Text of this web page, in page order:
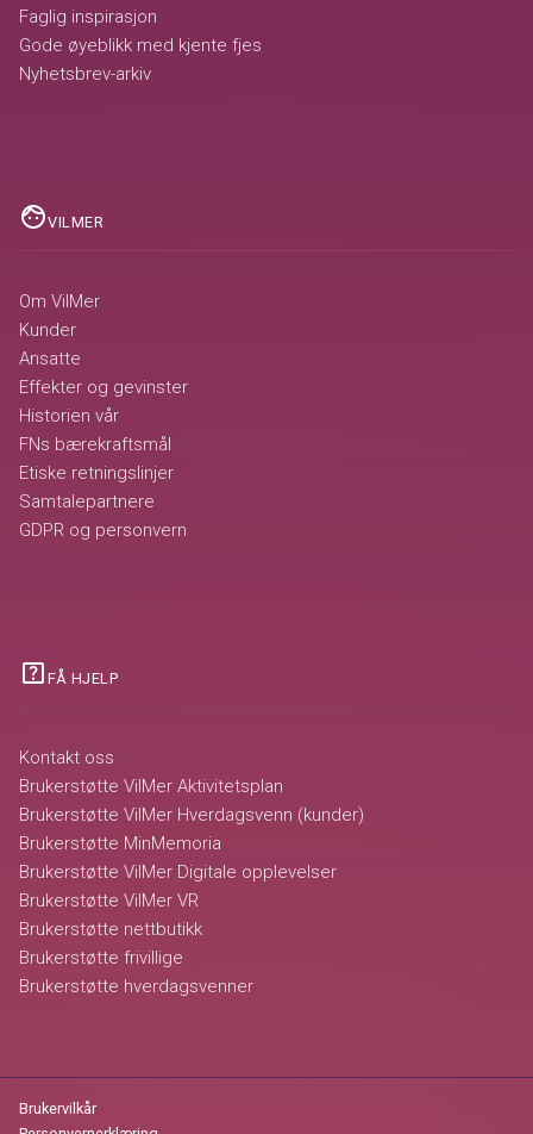
Faglig inspirasjon
Gode øyeblikk med kjente fjes
Nyhetsbrev-arkiv
faceVILMER
Om VilMer
Kunder
Ansatte
Effekter og gevinster
Historien vår
FNs bærekraftsmål
Etiske retningslinjer
Samtalepartnere
GDPR og personvern
help_center FÅ HJELP
Kontakt oss
Brukerstøtte VilMer Aktivitetsplan
Brukerstøtte VilMer Hverdagsvenn (kunder)
Brukerstøtte MinMemoria
Brukerstøtte VilMer Digitale opplevelser
Brukerstøtte VilMer VR
Brukerstøtte nettbutikk
Brukerstøtte frivillige
Brukerstøtte hverdagsvenner
Brukervilkår